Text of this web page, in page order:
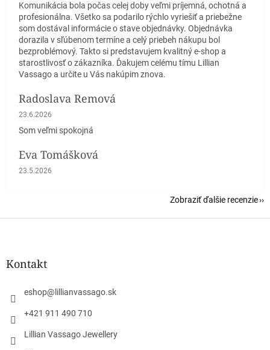
Komunikácia bola počas celej doby veľmi príjemná, ochotná a
profesionálna. Všetko sa podarilo rýchlo vyriešiť a priebežne
som dostával informácie o stave objednávky. Objednávka
dorazila v sľúbenom termíne a celý priebeh nákupu bol
bezproblémový. Takto si predstavujem kvalitný e-shop a
starostlivosť o zákazníka. Ďakujem celému tímu Lillian
Vassago a určite u Vás nakúpim znova.
Radoslava Remová
Hodnotenie obchodu je 5 z 5 hviezdičiek.
23.6.2026
Som veľmi spokojná
Eva Tomášková
Hodnotenie obchodu je 5 z 5 hviezdičiek.
23.5.2026
Zobraziť ďalšie recenzie
Z
Kontakt
eshop@ lillianvassago.sk
+421 911 490 710
Lillian Vassago Jewellery